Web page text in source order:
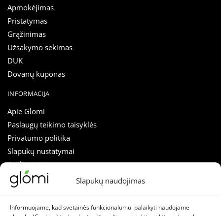
Slapukų naudojimas
Informuojame, kad svetainės funkcionalumui palaikyti naudojame
Apmokėjimas
Pristatymas
Grąžinimas
Užsakymo sekimas
DUK
Dovanų kuponas
INFORMACIJA
Apie Glomi
Paslaugų teikimo taisyklės
Privatumo politika
Slapukų nustatymai
Atsiliepimai
Straipsniai
SEKITE MUS